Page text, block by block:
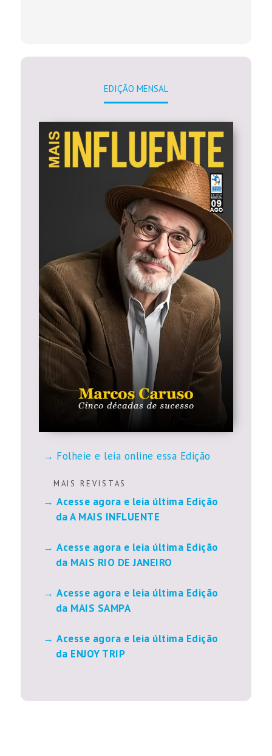
EDIÇÃO MENSAL
Folheie e leia online essa Edição
M A I S R E V I S T A S
Acesse agora e leia última Edição
da A MAIS INFLUENTE
Acesse agora e leia última Edição
da MAIS RIO DE JANEIRO
Acesse agora e leia última Edição
da MAIS SAMPA
Acesse agora e leia última Edição
da ENJOY TRIP